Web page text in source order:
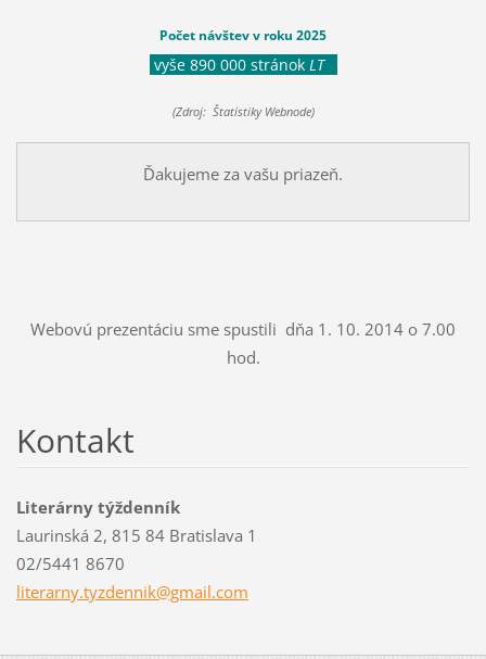
Počet návštev v roku 2025
vyše 890 000 stránok LT
(Zdroj: Štatistiky Webnode)
Ďakujeme za vašu priazeň.
Webovú prezentáciu sme spustili dňa 1. 10. 2014 o 7.00
hod.
Kontakt
Literárny týždenník
Laurinská 2, 815 84 Bratislava 1
02/5441 8670
literarny.tyzdennik@gmail.com